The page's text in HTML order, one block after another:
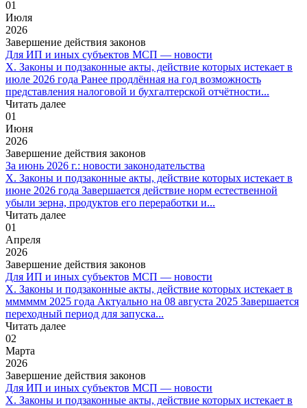
01
Июля
2026
Завершение действия законов
Для ИП и иных субъектов МСП — новости
X. Законы и подзаконные акты, действие которых истекает в
июле 2026 года Ранее продлённая на год возможность
представления налоговой и бухгалтерской отчётности...
Читать далее
01
Июня
2026
Завершение действия законов
За июнь 2026 г.: новости законодательства
X. Законы и подзаконные акты, действие которых истекает в
июне 2026 года Завершается действие норм естественной
убыли зерна, продуктов его переработки и...
Читать далее
01
Апреля
2026
Завершение действия законов
Для ИП и иных субъектов МСП — новости
X. Законы и подзаконные акты, действие которых истекает в
мммммм 2025 года Актуально на 08 августа 2025 Завершается
переходный период для запуска...
Читать далее
02
Марта
2026
Завершение действия законов
Для ИП и иных субъектов МСП — новости
X. Законы и подзаконные акты, действие которых истекает в